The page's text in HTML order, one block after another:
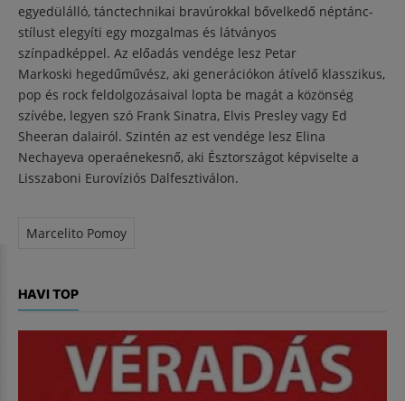
egyedülálló, tánctechnikai bravúrokkal bővelkedő néptánc-
stílust elegyíti egy mozgalmas és látványos
színpadképpel. Az előadás vendége lesz Petar
Markoski hegedűművész, aki generációkon átívelő klasszikus,
pop és rock feldolgozásaival lopta be magát a közönség
szívébe, legyen szó Frank Sinatra, Elvis Presley vagy Ed
Sheeran dalairól. Szintén az est vendége lesz Elina
Nechayeva operaénekesnő, aki Észtországot képviselte a
Lisszaboni Eurovíziós Dalfesztiválon.
Marcelito Pomoy
HAVI TOP